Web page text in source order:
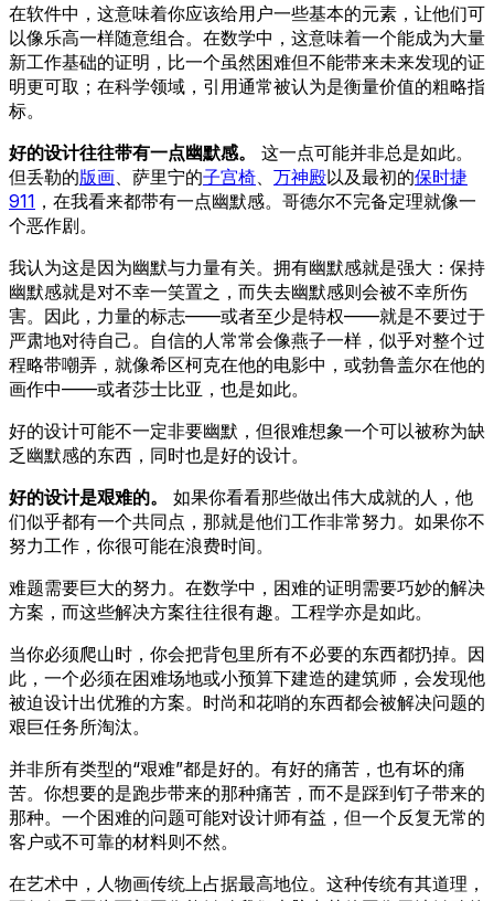
在软件中，这意味着你应该给用户一些基本的元素，让他们可
以像乐高一样随意组合。在数学中，这意味着一个能成为大量
新工作基础的证明，比一个虽然困难但不能带来未来发现的证
明更可取；在科学领域，引用通常被认为是衡量价值的粗略指
标。
好的设计往往带有一点幽默感。
这一点可能并非总是如此。
但丢勒的版画 、萨里宁的子宫椅 万神殿以及最初的保时捷
911 ，在我看来都带有一点幽默感。哥德尔不完备定理就像一
个恶作剧。
我认为这是因为幽默与力量有关。拥有幽默感就是强大：保持
幽默感就是对不幸一笑置之，而失去幽默感则会被不幸所伤
害。因此，力量的标志——或者至少是特权——就是不要过于
严肃地对待自己。自信的人常常会像燕子一样，似乎对整个过
程略带嘲弄，就像希区柯克在他的电影中，或勃鲁盖尔在他的
画作中——或者莎士比亚，也是如此。
好的设计可能不一定非要幽默，但很难想象一个可以被称为缺
乏幽默感的东西，同时也是好的设计。
好的设计是艰难的。
如果你看看那些做出伟大成就的人，他
们似乎都有一个共同点，那就是他们工作非常努力。如果你不
努力工作，你很可能在浪费时间。
难题需要巨大的努力。在数学中，困难的证明需要巧妙的解决
方案，而这些解决方案往往很有趣。工程学亦是如此。
当你必须爬山时，你会把背包里所有不必要的东西都扔掉。因
此，一个必须在困难场地或小预算下建造的建筑师，会发现他
被迫设计出优雅的方案。时尚和花哨的东西都会被解决问题的
艰巨任务所淘汰。
并非所有类型的“艰难”都是好的。有好的痛苦，也有坏的痛
苦。你想要的是跑步带来的那种痛苦，而不是踩到钉子带来的
那种。一个困难的问题可能对设计师有益，但一个反复无常的
客户或不可靠的材料则不然。
在艺术中，人物画传统上占据最高地位。这种传统有其道理，